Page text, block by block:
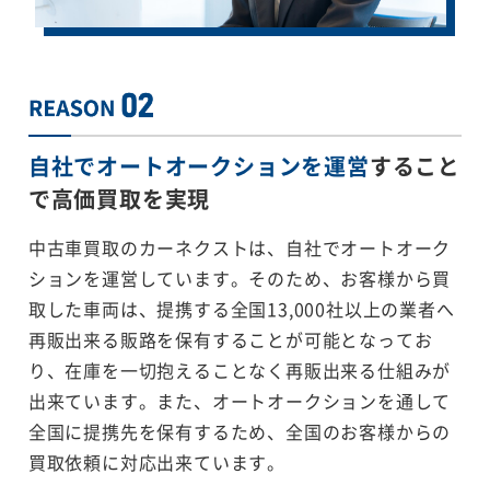
自社でオートオークションを運営すること
で高価買取を実現
中古車買取のカーネクストは、自社でオートオーク
ションを運営しています。そのため、お客様から買
取した車両は、提携する全国13,000社以上の業者へ
再販出来る販路を保有することが可能となってお
り、在庫を一切抱えることなく再販出来る仕組みが
出来ています。また、オートオークションを通して
全国に提携先を保有するため、全国のお客様からの
買取依頼に対応出来ています。